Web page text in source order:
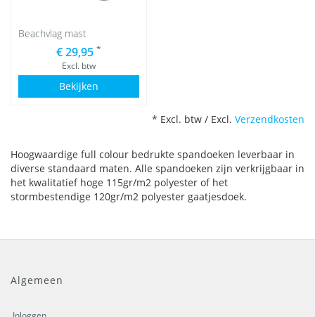
Beachvlag mast
€ 29,95 *
Excl. btw
Bekijken
* Excl. btw / Excl. Verzendkosten
Hoogwaardige full colour bedrukte spandoeken leverbaar in
diverse standaard maten. Alle spandoeken zijn verkrijgbaar in
het kwalitatief hoge 115gr/m2 polyester of het
stormbestendige 120gr/m2 polyester gaatjesdoek.
Algemeen